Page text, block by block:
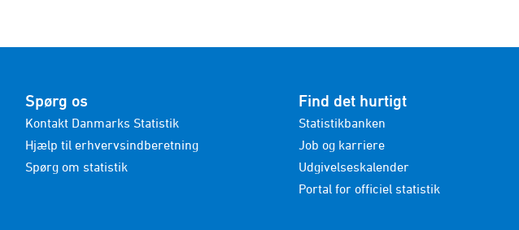
Spørg os
Kontakt Danmarks Statistik
Hjælp til erhvervsindberetning
Spørg om statistik
Find det hurtigt
Statistikbanken
Job og karriere
Udgivelseskalender
Portal for officiel statistik